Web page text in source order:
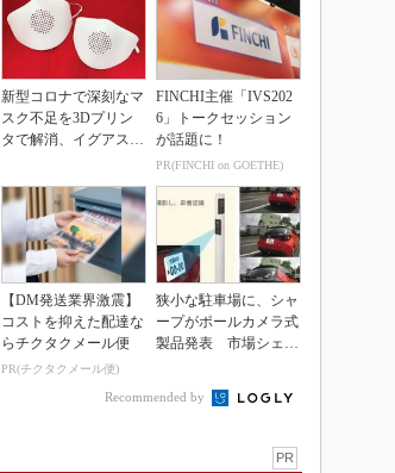
新型コロナで深刻なマ
スク不足を3Dプリン
タで解消、イグアスが
FINCHI主催「IVS202
6」トークセッション
が話題に！
PR(FINCHI on GOETHE)
【DM発送業界激震】
コストを抑えた配達な
らチクタクメール便
PR(チクタクメール便)
狭小な駐車場に、シャ
ープがポールカメラ式
製品発表 市場シェア
Recommended by
PR